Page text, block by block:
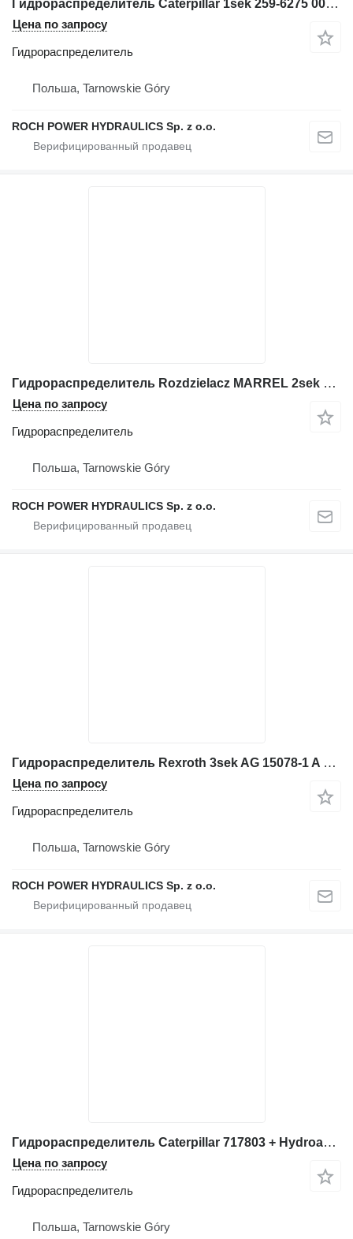
Гидрораспределитель Caterpillar 1sek 259-6275 00287 для фронтального погрузчика Caterpillar 988H
Цена по запросу
Гидрораспределитель
Польша, Tarnowskie Góry
ROCH POWER HYDRAULICS Sp. z o.o.
Гидрораспределитель Rozdzielacz MARREL 2sek FDG 2P20M C3343604 для экскаватора Case
Цена по запросу
Гидрораспределитель
Польша, Tarnowskie Góry
ROCH POWER HYDRAULICS Sp. z o.o.
Гидрораспределитель Rexroth 3sek AG 15078-1 A 260 для экскаватора
Цена по запросу
Гидрораспределитель
Польша, Tarnowskie Góry
ROCH POWER HYDRAULICS Sp. z o.o.
Гидрораспределитель Caterpillar 717803 + Hydroakum.+ DRE2L для экскаватора
Цена по запросу
Гидрораспределитель
Польша, Tarnowskie Góry